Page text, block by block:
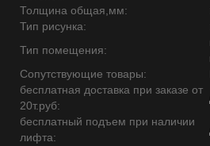
Толщина общая,мм:
Тип рисунка:
Тип помещения:
Сопутствующие товары:
бесплатная доставка при заказе от
20т.руб:
бесплатный подъем при наличии
лифта: